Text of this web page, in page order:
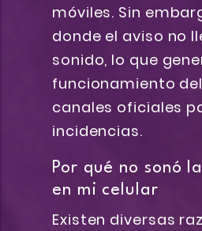
móviles. Sin
donde el aviso no
sonido, lo que
funcionamiento
canales oficiales
incidencias.
Por qué no sonó
en mi celular
Existen diversas